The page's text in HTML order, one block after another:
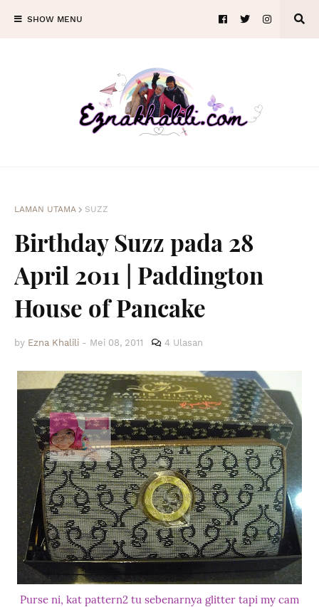
SHOW MENU
LAMAN UTAMA SUZZ
Birthday Suzz pada 28
April 2011 | Paddington
House of Pancake
by Ezna Khalili - Mei 08, 2011 4 Ulasan
Purse ni, kat pattern2 tu sebenarnya glitter tapi my cam